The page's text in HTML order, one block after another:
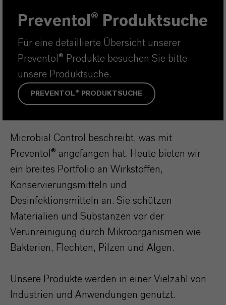
Preventol® Produktsuche
Für eine detaillierte Übersicht unserer
Preventol® Produkte besuchen Sie bitte
unsere Produktsuche.
PREVENTOL® PRODUKTSUCHE
Microbial Control beschreibt, was mit
Preventol® angefangen hat. Heute bieten wir
ein breites Portfolio an Wirkstoffen,
Konservierungsmitteln und
Desinfektionsmitteln an. Sie schützen
Materialien und Substanzen vor der
Verunreinigung durch Mikroorganismen wie
Bakterien, Flechten, Pilzen und Algen.
Unsere Produkte werden in einer Vielzahl von
Industrien und Anwendungen genutzt.